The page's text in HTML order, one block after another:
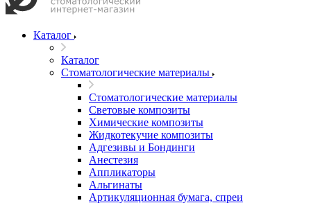
Каталог
Каталог
Стоматологические материалы
Стоматологические материалы
Световые композиты
Химические композиты
Жидкотекучие композиты
Адгезивы и Бондинги
Анестезия
Аппликаторы
Альгинаты
Артикуляционная бумага, спреи